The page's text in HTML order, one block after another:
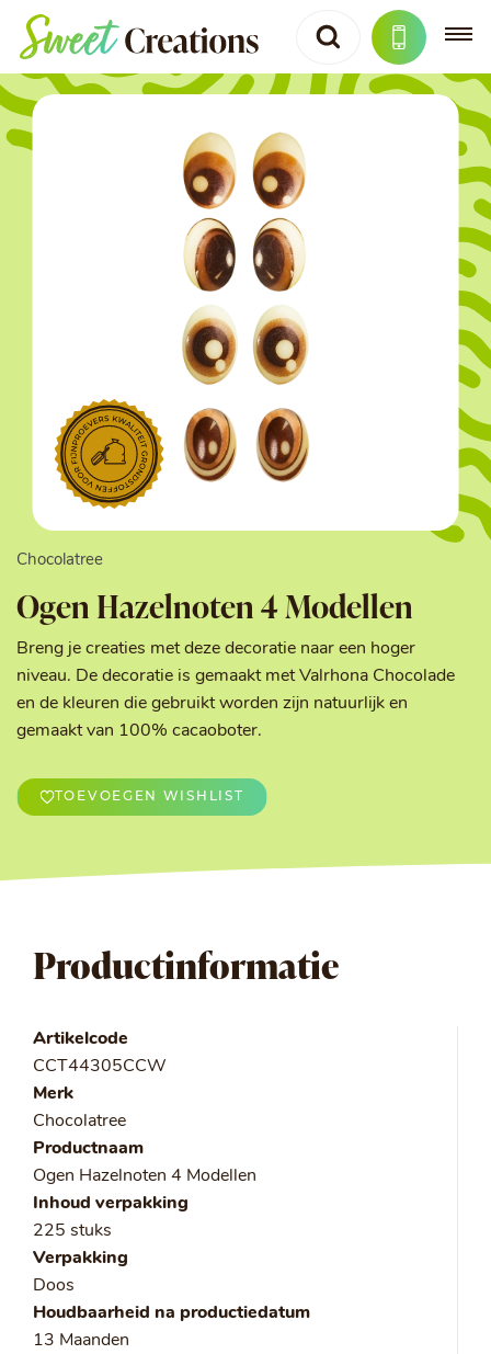
Chocolatree
Ogen Hazelnoten 4 Modellen
Breng je creaties met deze decoratie naar een hoger
niveau. De decoratie is gemaakt met Valrhona Chocolade
en de kleuren die gebruikt worden zijn natuurlijk en
gemaakt van 100% cacaoboter.
TOEVOEGEN WISHLIST
Productinformatie
Artikelcode
CCT44305CCW
Merk
Chocolatree
Productnaam
Ogen Hazelnoten 4 Modellen
Inhoud verpakking
225 stuks
Verpakking
Doos
Houdbaarheid na productiedatum
13 Maanden